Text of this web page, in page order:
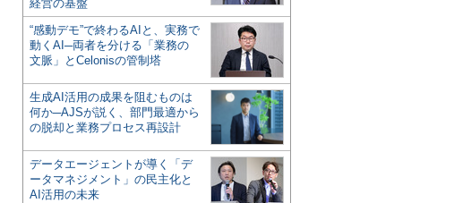
経営の基盤
“感動デモ”で終わるAIと、実務で
動くAI─両者を分ける「業務の
文脈」とCelonisの管制塔
生成AI活用の成果を阻むものは
何か─AJSが説く、部門最適から
の脱却と業務プロセス再設計
データエージェントが導く「デ
ータマネジメント」の民主化と
AI活用の未来